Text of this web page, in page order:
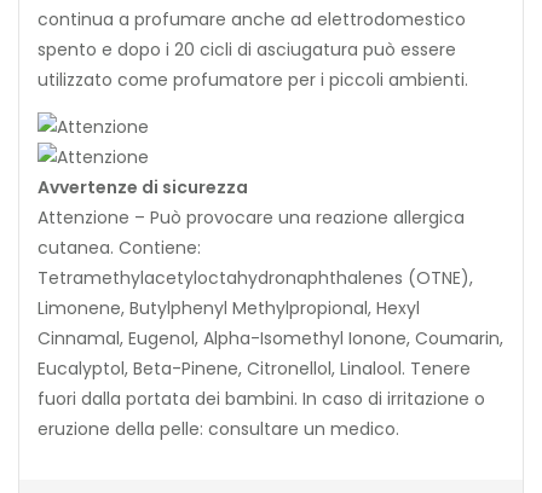
continua a profumare anche ad elettrodomestico
spento e dopo i 20 cicli di asciugatura può essere
utilizzato come profumatore per i piccoli ambienti.
Avvertenze di sicurezza
Attenzione – Può provocare una reazione allergica
cutanea. Contiene:
Tetramethylacetyloctahydronaphthalenes (OTNE),
Limonene, Butylphenyl Methylpropional, Hexyl
Cinnamal, Eugenol, Alpha-Isomethyl Ionone, Coumarin,
Eucalyptol, Beta-Pinene, Citronellol, Linalool. Tenere
fuori dalla portata dei bambini. In caso di irritazione o
eruzione della pelle: consultare un medico.